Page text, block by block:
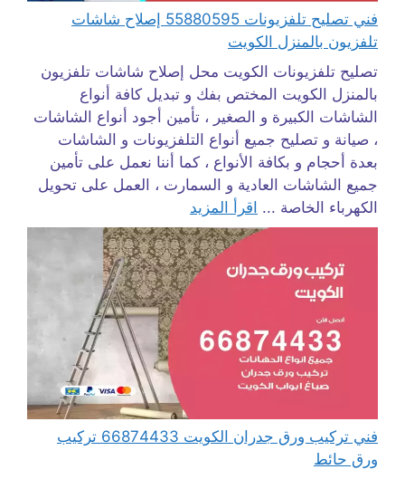
فني تصليح تلفزيونات 55880595 إصلاح شاشات
تلفزيون بالمنزل الكويت
تصليح تلفزيونات الكويت محل إصلاح شاشات تلفزيون
بالمنزل الكويت المختص بفك و تبديل كافة أنواع
الشاشات الكبيرة و الصغير ، تأمين أجود أنواع الشاشات
، صيانة و تصليح جميع أنواع التلفزيونات و الشاشات
بعدة أحجام و بكافة الأنواع ، كما أننا نعمل على تأمين
جميع الشاشات العادية و السمارت ، العمل على تحويل
الكهرباء الخاصة ... اقرأ المزيد
فني تركيب ورق جدران الكويت 66874433 تركيب
ورق حائط